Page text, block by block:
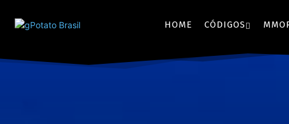
HOME CÓDIGOS